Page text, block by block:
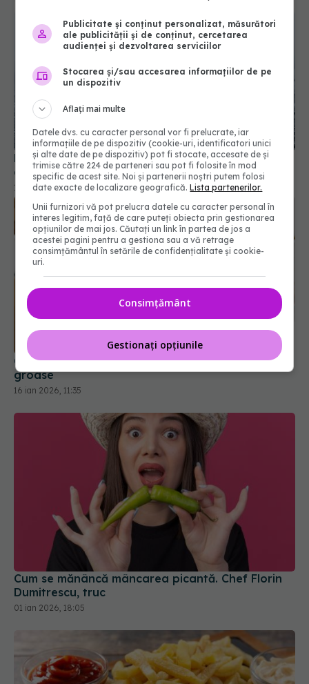
De ce să fierbi apa înainte de a face cuburi de
gheață
17 aug 2025, 20:30
Cum scapi de mirosul de umezeală din hainele
groase
16 ian 2026, 11:35
Cum se mănâncă mâncarea picantă. Chef Florin
Dumitrescu, truc
01 ian 2026, 18:05
Publicitate și conținut personalizat, măsurători
ale publicității și de conținut, cercetarea
audienței și dezvoltarea serviciilor
Stocarea și/sau accesarea informațiilor de pe
un dispozitiv
Aflați mai multe
Datele dvs. cu caracter personal vor fi prelucrate, iar
informațiile de pe dispozitiv (cookie-uri, identificatori unici
și alte date de pe dispozitiv) pot fi stocate, accesate de și
trimise către 224 de parteneri sau pot fi folosite în mod
specific de acest site. Noi și partenerii noștri putem folosi
date exacte de localizare geografică.Lista partenerilor.
Unii furnizori vă pot prelucra datele cu caracter personal în
interes legitim, față de care puteți obiecta prin gestionarea
opțiunilor de mai jos. Căutați un link în partea de jos a
acestei pagini pentru a gestiona sau a vă retrage
consimțământul în setările de confidențialitate și cookie-
uri.
Consimțământ
Gestionați opțiunile